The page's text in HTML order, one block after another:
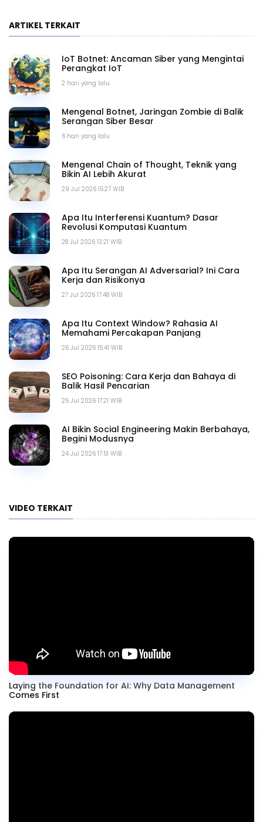
ARTIKEL TERKAIT
2 hari yang lalu
IoT Botnet: Ancaman Siber yang Mengintai
Perangkat IoT
6 hari yang lalu
Mengenal Botnet, Jaringan Zombie di Balik
Serangan Siber Besar
29 Jul 2026 15.27 WIB
Mengenal Chain of Thought, Teknik yang
Bikin AI Lebih Akurat
28 Jul 2026 13.21 WIB
Apa Itu Interferensi Kuantum? Dasar
Revolusi Komputasi Kuantum
27 Jul 2026 17.48 WIB
Apa Itu Serangan AI Adversarial? Ini Cara
Kerja dan Risikonya
26 Jul 2026 15.41 WIB
Apa Itu Context Window? Rahasia AI
Memahami Percakapan Panjang
25 Jul 2026 17.21 WIB
SEO Poisoning: Cara Kerja dan Bahaya di
Balik Hasil Pencarian
24 Jul 2026 17.51 WIB
AI Bikin Social Engineering Makin Berbahaya,
Begini Modusnya
VIDEO TERKAIT
Laying the Foundation for AI: Why Data Management
Comes First